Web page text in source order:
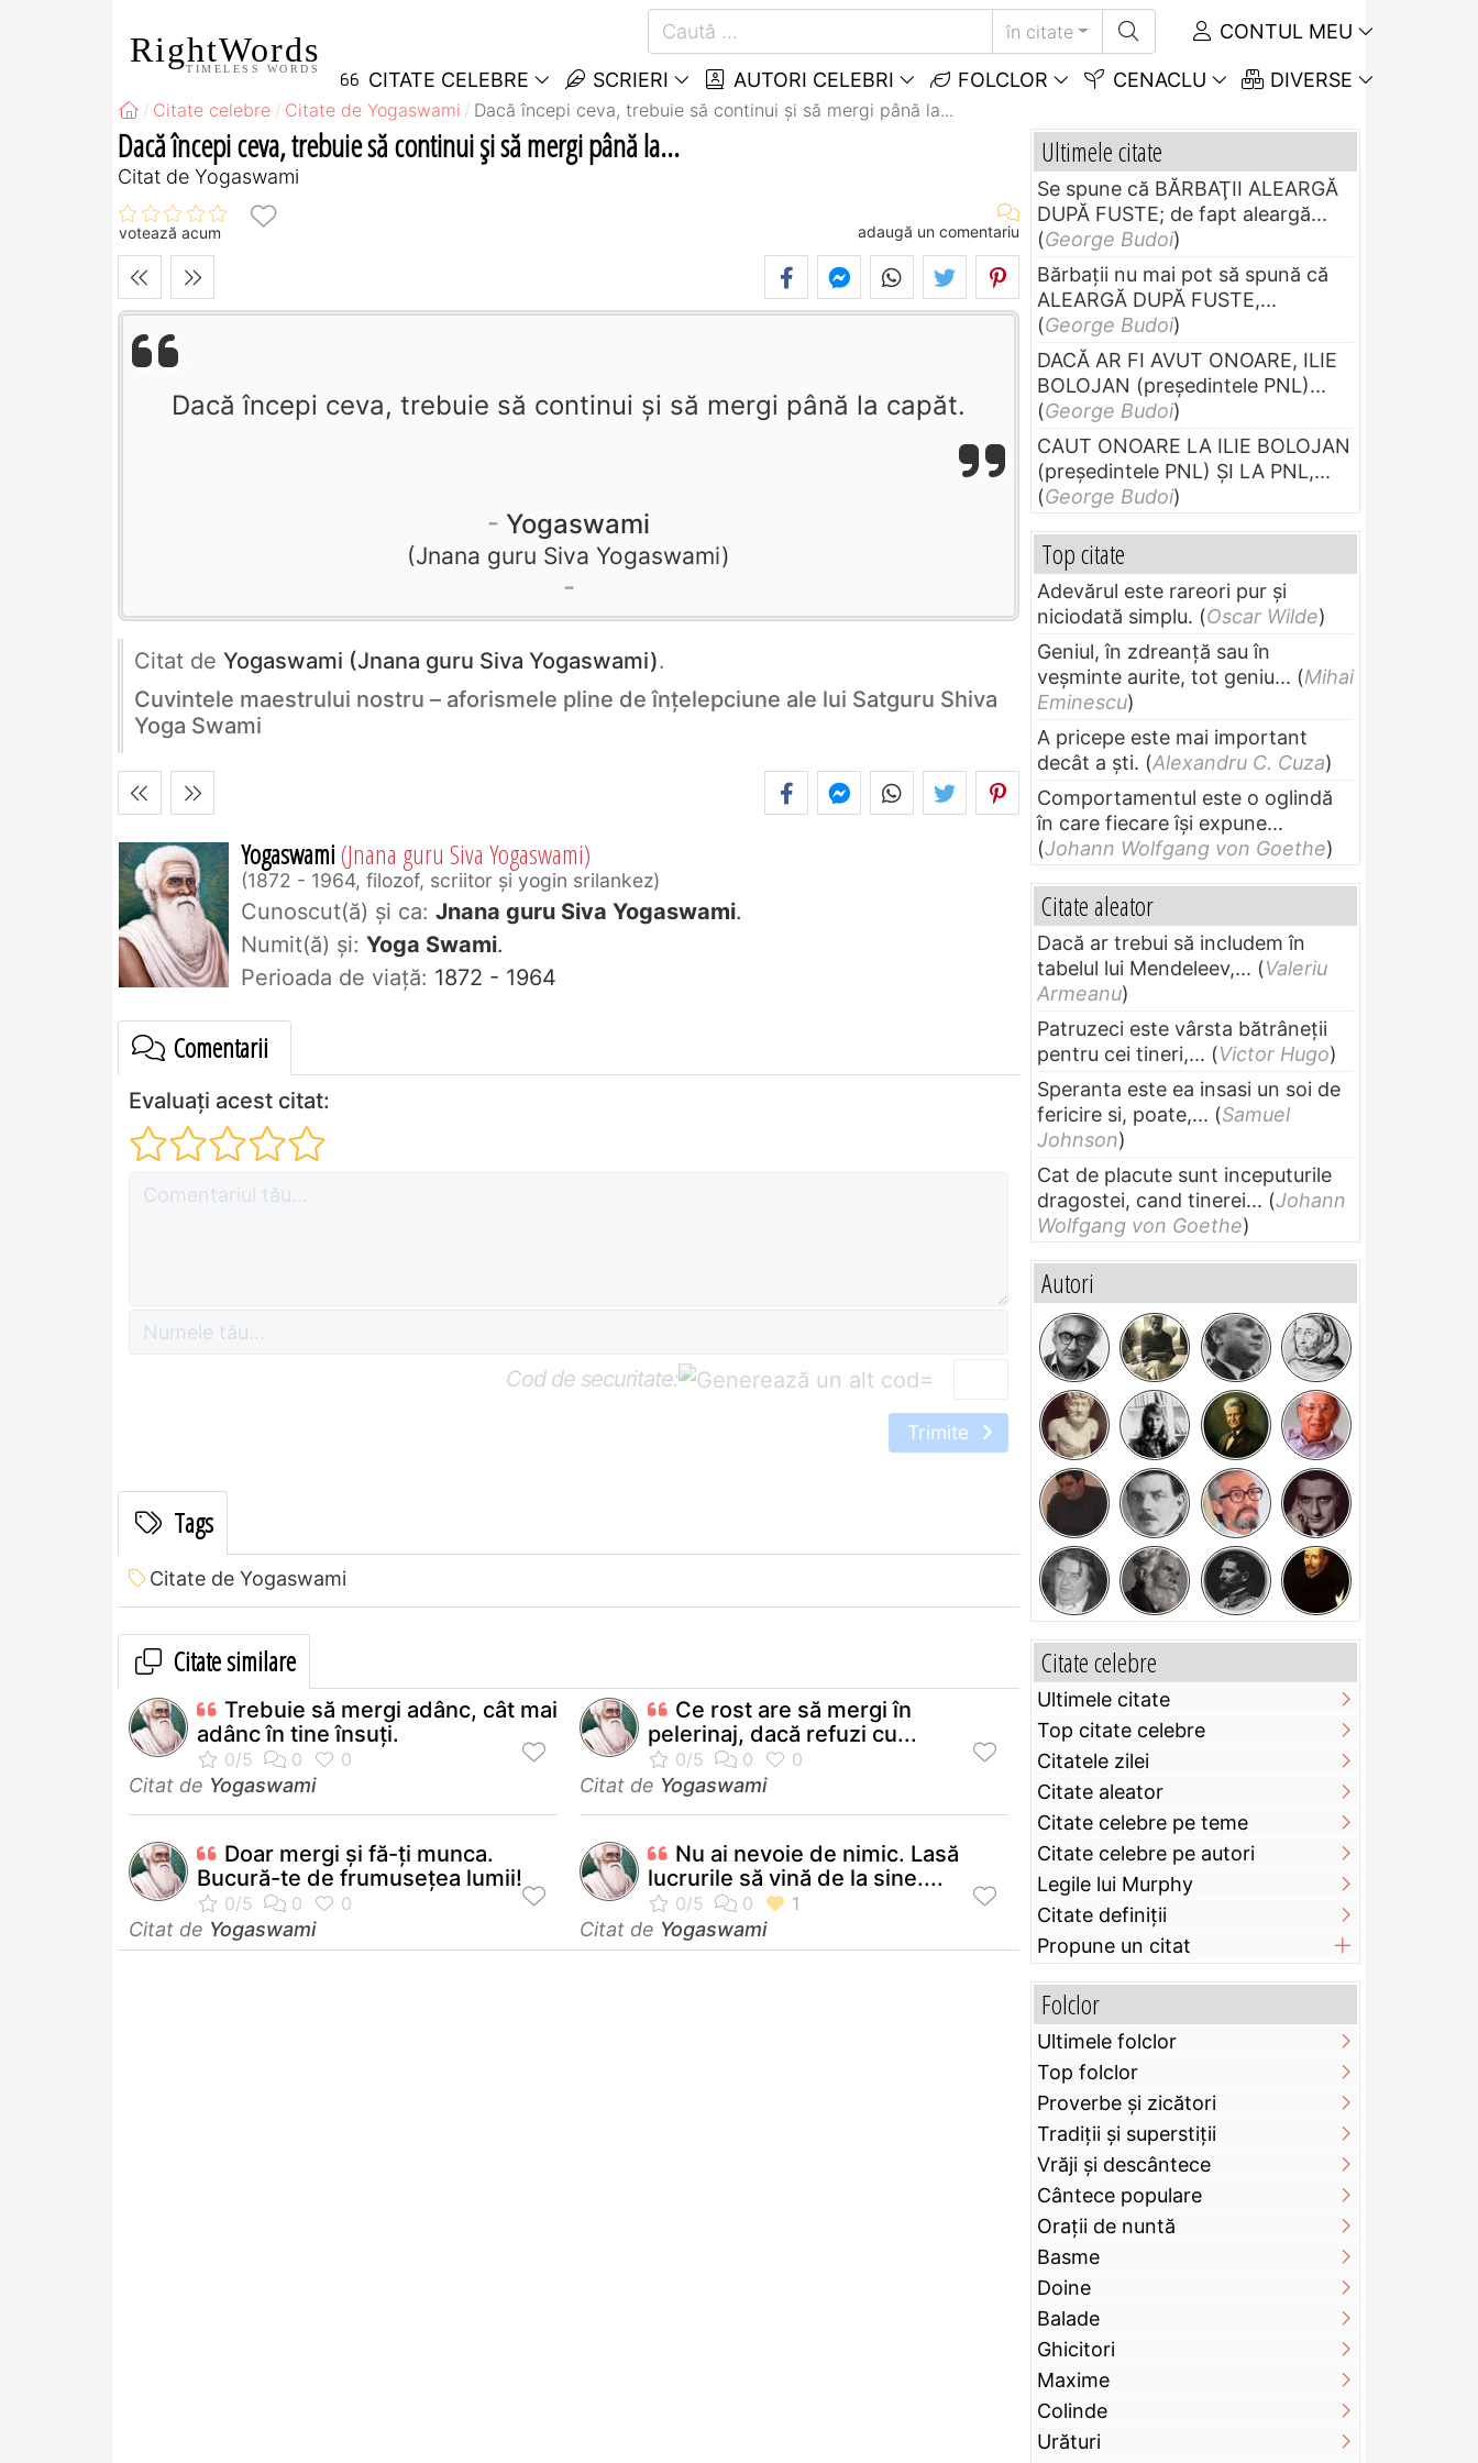
RightWords
TIMELESS WORDS
în citate CONTUL MEU
CITATE CELEBRE SCRIERI AUTORI CELEBRI FOLCLOR CENACLU DIVERSE
Citate celebre Citate de Yogaswami Dacă începi ceva, trebuie să continui şi să mergi până la...
Dacă începi ceva, trebuie să continui şi să mergi până la...
Citat de Yogaswami
votează acum adaugă un comentariu
Dacă începi ceva, trebuie să continui şi să mergi până la capăt.
Yogaswami
Jnana guru Siva Yogaswami
Citat de Yogaswami (Jnana guru Siva Yogaswami).
Cuvintele maestrului nostru – aforismele pline de înţelepciune ale lui Satguru Shiva
Yoga Swami
Yogaswami(Jnana guru Siva Yogaswami)
1872 - 1964, filozof, scriitor şi yogin srilankez
Cunoscut(ă) și ca: Jnana guru Siva Yogaswami.
Numit(ă) și: Yoga Swami.
Perioada de viaţă: 1872 - 1964
Comentarii
Evaluați acest citat:
Cod de securitate: =
Trimite
Tags
Citate de Yogaswami
Citate similare
Trebuie să mergi adânc, cât mai
adânc în tine însuţi.
Citat de Yogaswami
Ce rost are să mergi în
pelerinaj, dacă refuzi cu...
Citat de Yogaswami
Doar mergi şi fă-ţi munca.
Bucură-te de frumuseţea lumii!
Citat de Yogaswami
Nu ai nevoie de nimic. Lasă
lucrurile să vină de la sine....
Citat de Yogaswami
Ultimele citate
Se spune că BĂRBAŢII ALEARGĂ
DUPĂ FUSTE; de fapt aleargă...
(George Budoi)
Bărbaţii nu mai pot să spună că
ALEARGĂ DUPĂ FUSTE,...
(George Budoi)
DACĂ AR FI AVUT ONOARE, ILIE
BOLOJAN (preşedintele PNL)...
(George Budoi)
CAUT ONOARE LA ILIE BOLOJAN
(preşedintele PNL) ŞI LA PNL,...
(George Budoi)
Top citate
Adevărul este rareori pur și
niciodată simplu. (Oscar Wilde)
Geniul, în zdreanţă sau în
veşminte aurite, tot geniu... (Mihai
Eminescu)
A pricepe este mai important
decât a ști. (Alexandru C. Cuza)
Comportamentul este o oglindă
în care fiecare își expune...
(Johann Wolfgang von Goethe)
Citate aleator
Dacă ar trebui să includem în
tabelul lui Mendeleev,... (Valeriu
Armeanu)
Patruzeci este vârsta bătrâneții
pentru cei tineri,... (Victor Hugo)
Speranta este ea insasi un soi de
fericire si, poate,... (Samuel
Johnson)
Cat de placute sunt inceputurile
dragostei, cand tinerei... (Johann
Wolfgang von Goethe)
Autori
Citate celebre
Ultimele citate
Top citate celebre
Citatele zilei
Citate aleator
Citate celebre pe teme
Citate celebre pe autori
Legile lui Murphy
Citate definiţii
Propune un citat
Folclor
Ultimele folclor
Top folclor
Proverbe și zicători
Tradiții și superstiții
Vrăji și descântece
Cântece populare
Orații de nuntă
Basme
Doine
Balade
Ghicitori
Maxime
Colinde
Urături